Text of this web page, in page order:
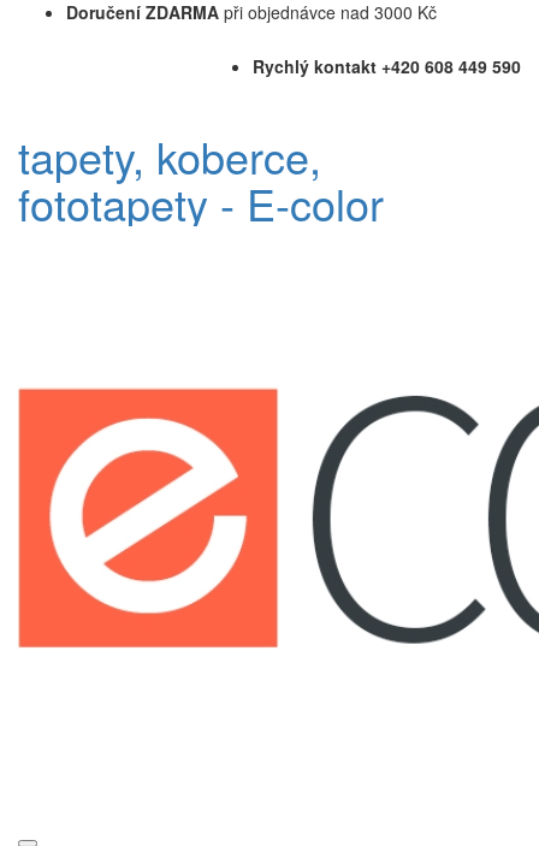
Doručení ZDARMA při objednávce nad 3000 Kč
Rychlý kontakt +420 608 449 590
tapety, koberce,
fototapety - E-color